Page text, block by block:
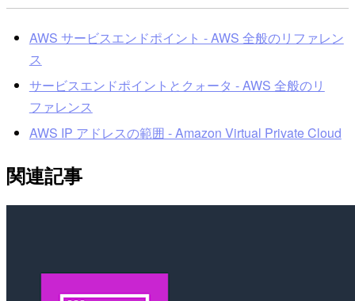
AWS サービスエンドポイント - AWS 全般のリファレン
ス
サービスエンドポイントとクォータ - AWS 全般のリ
ファレンス
AWS IP アドレスの範囲 - Amazon Virtual Private Cloud
関連記事